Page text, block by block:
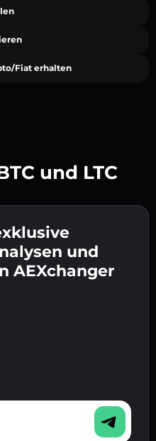
ein 👉 fahre
fort.
👉 fahre mit dem
Fiat erhalten
erhalte Krypto oder
und LTC
und
AEXchanger